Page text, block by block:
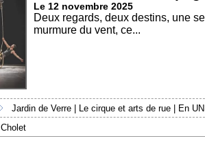
Le 12 novembre 2025
Deux regards, deux destins, une
murmure du vent, ce...
Jardin de Verre Le cirque et arts de rue
En
Cholet